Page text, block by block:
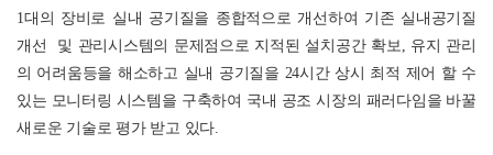
1대의 장비로 실내 공기질을 종합적으로 개선하여 기존 실내공기질
개선 및 관리시스템의 문제점으로 지적된 설치공간 확보, 유지 관리
의 어려움등을 해소하고 실내 공기질을 24시간 상시 최적 제어 할 수
있는 모니터링 시스템을 구축하여 국내 공조 시장의 패러다임을 바꿀
새로운 기술로 평가 받고 있다.